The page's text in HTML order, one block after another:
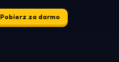
Pobierz za darmo